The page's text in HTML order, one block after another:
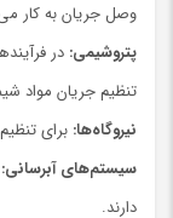
وصل جریان به کار
پتروشیمی: در
تنظیم جریان مواد
نیروگاه‌ها: برای
سیستم‌های آبرسانی:
دارند.